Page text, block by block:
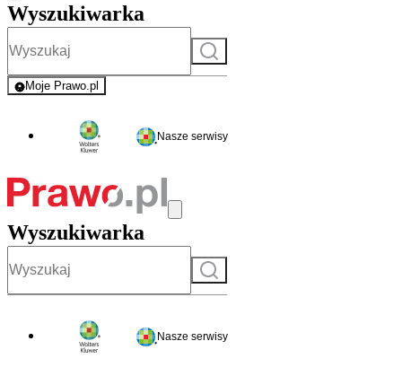
Wyszukiwarka
Szukaj
Moje Prawo.pl
- rejestracja i logowanie do serwisu
Nasze serwisy
Wyszukiwarka
Szukaj
Nasze serwisy